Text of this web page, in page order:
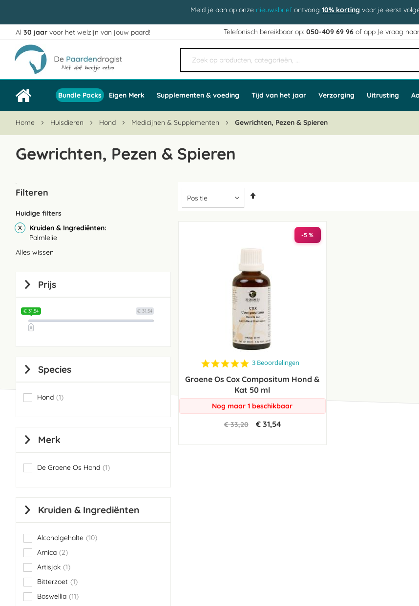
Meld je aan op onze nieuwsbrief ontvang 10% korting voor je eerst
Ga
naar
de
inhoud
Al 30 jaar voor het welzijn van jouw paard! Telefonisch bereikbaar op:050-409 69 96 of app je vraag
Bundle Packs Eigen Merk Supplementen & voeding Tijd van het jaar Verzorging Uitrusting
Home Huisdieren Hond Medicijnen & Supplementen Gewrichten, Pezen & Spieren
Gewrichten, Pezen & Spieren
-5 %
5.0
rating
3 Beoordelingen
Groene Os Cox Compositum Hond &
Kat 50 ml
Nog maar 1 beschikbaar
€ 33,20 € 31,54
Filteren
Huidige filters
Kruiden & Ingrediënten
Palmlelie
Alles wissen
Prijs
€ 31,54
€ 31,54
Species
Hond 1
item
Merk
De Groene Os Hond 1
item
Kruiden & Ingrediënten
Alcoholgehalte 10
items
Arnica
2
items
Artisjok 1
item
Bitterzoet 1
item
Boswellia 11
items